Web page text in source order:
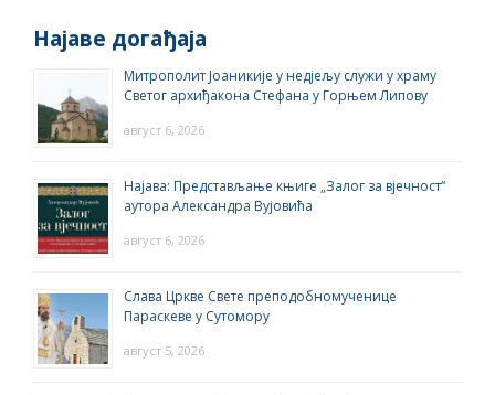
Најаве догађаја
Митрополит Јоаникије у недјељу служи у храму
Светог архиђакона Стефана у Горњем Липову
август 6, 2026
Најава: Представљање књиге „Залог за вјечност“
аутора Александра Вујовића
август 6, 2026
Слава Цркве Свете преподобномученице
Параскеве у Сутомору
август 5, 2026